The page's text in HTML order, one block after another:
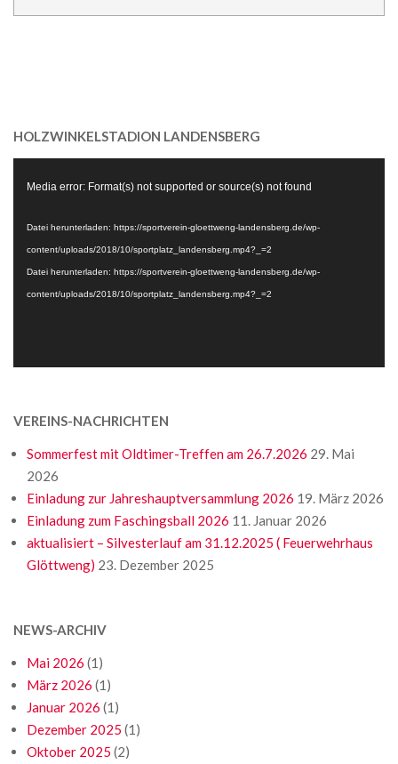
HOLZWINKELSTADION LANDENSBERG
Player
Media error: Format(s) not supported or source(s) not found
Datei herunterladen: https://sportverein-gloettweng-landensberg.de/wp-
content/uploads/2018/10/sportplatz_landensberg.mp4?_=2
Datei herunterladen: https://sportverein-gloettweng-landensberg.de/wp-
content/uploads/2018/10/sportplatz_landensberg.mp4?_=2
VEREINS-NACHRICHTEN
Sommerfest mit Oldtimer-Treffen am 26.7.2026 29. Mai
2026
Einladung zur Jahreshauptversammlung 2026 19. März 2026
Einladung zum Faschingsball 2026 11. Januar 2026
aktualisiert – Silvesterlauf am 31.12.2025 ( Feuerwehrhaus
Glöttweng) 23. Dezember 2025
NEWS-ARCHIV
Mai 2026 (1)
März 2026 (1)
Januar 2026 (1)
Dezember 2025 (1)
Oktober 2025 (2)